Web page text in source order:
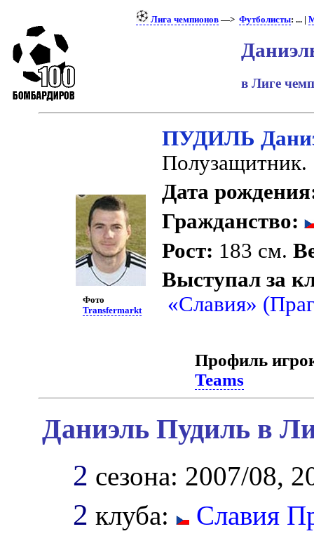
Лига чемпионов—> Футболисты: ... |
в Лиге
Фото
Transfermarkt
ПУДИЛЬ
Полузащитник.
Дата
Гражданство:
Рост: 183 см.
Выступал за
«Славия»
Профиль
Teams
Даниэль Пудиль в
2 сезона: 2007/08,
2 клуба: Славия